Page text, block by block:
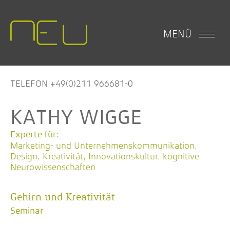
MENÜ
TELEFON +49(0)211 966681-0
KATHY WIGGE
Experte für:
Marketing- und Unternehmenskommunikation,
Design, Kreativität, Innovationskultur, kognitive
Neurowissenschaften
Gehirn und Kreativität
Seminar